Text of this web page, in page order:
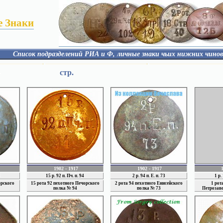
Знаки
Список подразделений РИА и Ф, личные знаки чьих нижних
полк
полк
Авиация
Кавалерия
Корпус Пограничной
ИСТОРИЧЕСКИЙ ОБЗОР
стр.
1902 - 1917
15 р. 92 п. Пч. п. 94
15 рота 92 пехотного Печорского
полка № 94
1902 - 1917
2 р. 94 п. Е. п. 73
2 рота 94 пехотного Енисейского
полка № 73
1 р.
1